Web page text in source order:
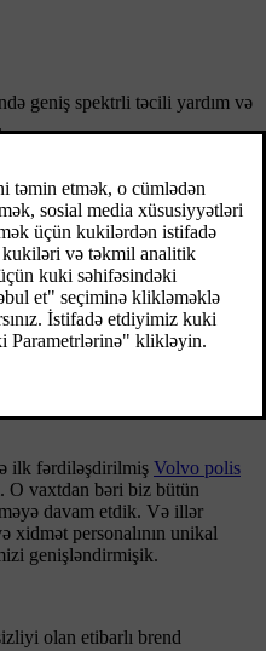
geniş spektrli təcili yardım və
cəmiyyəti daha yaxşı yerə
və onların sürdüyü
simvolu olaraq,
və minnətdarlıq oyadır.
yanğınsöndürmə
işçiləri, sahil mühafizəçiləri,
əməliyyatları üçün təhlükəsiz
geniş peşəkarlar tərəfindən
ilk fərdiləşdirilmiş Volvo polis
O vaxtdan bəri biz bütün
davam etdik. Və illər
xidmət personalının unikal
genişləndirmişik.
olan etibarlı brend